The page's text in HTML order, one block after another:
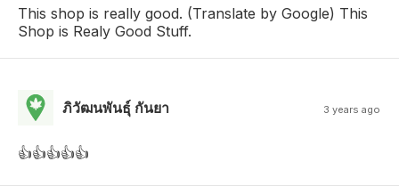
This shop is really good. (Translate by Google) This
Shop is Realy Good Stuff.
ภิวัฒนพันธุ์ กันยา 3 years ago
👍👍👍👍👍